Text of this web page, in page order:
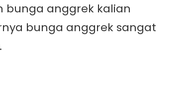
bunga anggrek kalian
bunga anggrek sangat